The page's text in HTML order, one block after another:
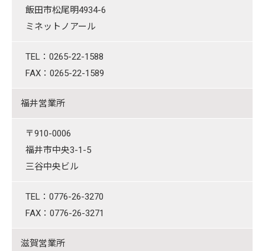
飯田市松尾明4934-6
ミネットノアール
TEL：0265-22-1588
FAX：0265-22-1589
福井営業所
〒910-0006
福井市中央3-1-5
三谷中央ビル
TEL：0776-26-3270
FAX：0776-26-3271
滋賀営業所